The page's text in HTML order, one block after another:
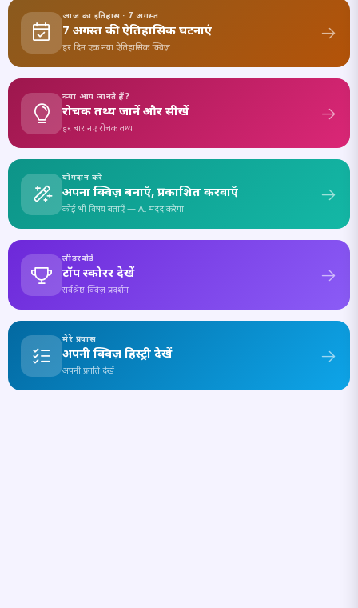
आज का इतिहास · 7 अगस्त
7 अगस्त की ऐतिहासिक घटनाएं
हर दिन एक नया ऐतिहासिक क्विज़
क्या आप जानते हैं?
रोचक तथ्य जानें और सीखें
हर बार नए रोचक तथ्य
योगदान करें
अपना क्विज़ बनाएँ, प्रकाशित करवाएँ
कोई भी विषय बताएँ — AI मदद करेगा
लीडरबोर्ड
टॉप स्कोरर देखें
सर्वश्रेष्ठ क्विज़ प्रदर्शन
मेरे प्रयास
अपनी क्विज़ हिस्ट्री देखें
अपनी प्रगति देखें